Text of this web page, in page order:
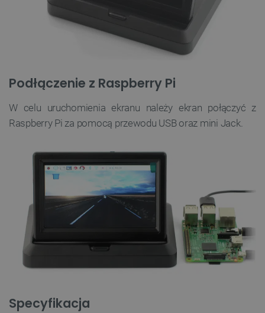
Podłączenie z Raspberry Pi
W celu uruchomienia ekranu należy ekran połączyć z
Raspberry Pi za pomocą przewodu USB oraz mini Jack.
Specyfikacja